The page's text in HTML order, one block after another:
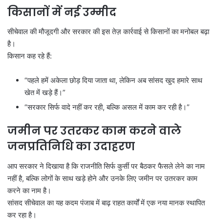
किसानों में नई उम्मीद
सीचेवाल की मौजूदगी और सरकार की इस तेज़ कार्रवाई से किसानों का मनोबल बढ़ा
है।
किसान कह रहे हैं:
“पहले हमें अकेला छोड़ दिया जाता था, लेकिन अब सांसद खुद हमारे साथ
खेत में खड़े हैं।”
“सरकार सिर्फ वादे नहीं कर रही, बल्कि असल में काम कर रही है।”
जमीन पर उतरकर काम करने वाले
जनप्रतिनिधि का उदाहरण
आप सरकार ने दिखाया है कि राजनीति सिर्फ कुर्सी पर बैठकर फैसले लेने का नाम
नहीं है, बल्कि लोगों के साथ खड़े होने और उनके लिए जमीन पर उतरकर काम
करने का नाम है।
सांसद सीचेवाल का यह कदम पंजाब में बाढ़ राहत कार्यों में एक नया मानक स्थापित
कर रहा है।